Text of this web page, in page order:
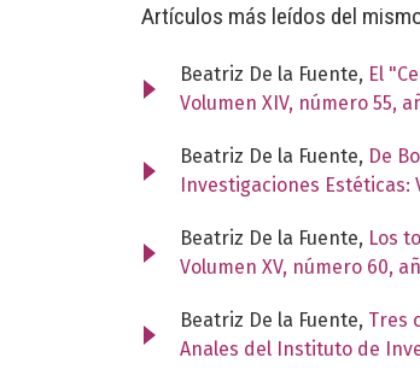
Artículos más leídos del
Beatriz De la Fuente, El
Volumen XIV, número 55,
Beatriz De la Fuente, De
Investigaciones Estéticas:
Beatriz De la Fuente, Los
Volumen XV, número 60,
Beatriz De la Fuente, Tres
Anales del Instituto de